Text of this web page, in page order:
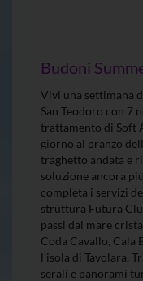
Budoni
Vivi una settimana
San Teodoro con 7
trattamento di Soft
giorno al pranzo
traghetto andata e
soluzione ancora
completa i servizi
struttura Futura
passi dal mare
Coda Cavallo, Cala
l’isola di Tavolara.
serali e panorami